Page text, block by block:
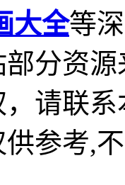
大全等
分资
请联
参考,